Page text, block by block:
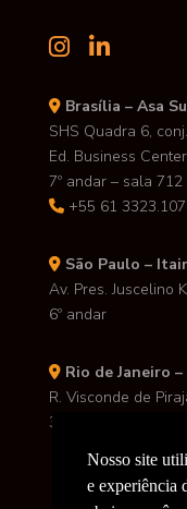
Brasília – Asa
SHS Quadra 6,
Ed. Business
7º andar – sala 712
+55 61
São Paulo –
Av. Pres. Juscelino
6º andar
Rio de Janeiro
R. Visconde de
3º andar
Nosso site
e experiência